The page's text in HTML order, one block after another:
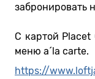
забронировать
С картой Placet
меню a´la carte.
https://